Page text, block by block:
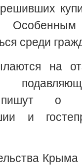
среди
на
пишут о
и